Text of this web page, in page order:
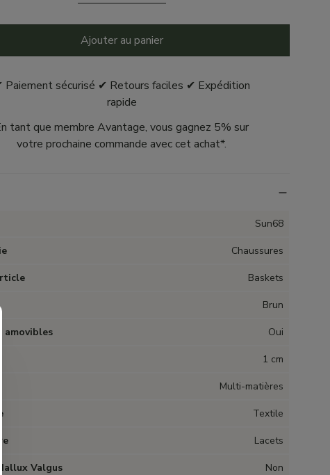
Ajouter au panier
Paiement sécurisé ✔ Retours faciles ✔ Expédition
rapide
tant que membre Avantage, vous gagnez 5% sur
votre prochaine commande avec cet achat*.
Sun68
Chaussures
Baskets
Brun
amovibles Oui
1 cm
Multi-matières
Textile
Lacets
Valgus Non